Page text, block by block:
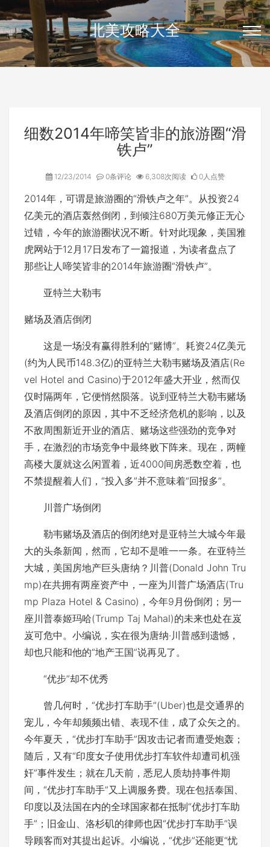
北美攻略大全
细数2014年啼笑皆非的旅游圈“滑
铁卢”
12/23/2014 0条评论 6,308次阅读 0人点赞
2014年，可谓是旅游圈的“滑铁卢之年”。从投资24
亿美元的酒店轰然倒闭，到倾注680万美元修正无心
过错，今年的旅游圈状况不断。针对此现象，美国雅
虎网站于12月17日发布了一篇报道，为读者盘点了
那些让人啼笑皆非的2014年旅游圈“滑铁卢”。
亚特兰大勒韦
赌场及酒店倒闭
这是一场没有赢得胜利的“赌博”。耗资24亿美元
(约为人民币148.3亿)的亚特兰大勒韦赌场及酒店(Re
vel Hotel and Casino)于2012年盛大开业，然而仅
仅时隔两年，它便悄然陨落。说到亚特兰大勒韦赌场
及酒店倒闭的原因，其中不乏经济危机的影响，以及
不敌周围新近开业的酒店、赌场这些强劲的竞争对
手，在激烈的市场竞争中最终败下阵来。现在，两幢
高楼大厦就这么闲置着，近4000间房悉数空着，也
不禁提醒着人们，“投入多”并不意味着“回报多”。
川普广场倒闭
勒韦赌场及酒店的倒闭绝对是亚特兰大城今年最
大的头条新闻，然而，它却不是唯一一条。在亚特兰
大城，美国房地产巨头唐纳？川普(Donald John Tru
mp)在共拥有两座资产中，一座为川普广场酒店(Tru
mp Plaza Hotel & Casino)，今年9月份倒闭；另一
座川普泰姬玛哈(Trump Taj Mahal)的未来也处在岌
岌可危中。小编说，实在很为唐纳·川普感到遗憾，
却也只能和他的“地产王国”说再见了。
“优步”却不优秀
曾几何时，“优步打车助手”(Uber)也是交通界的
宠儿，今年却频频出错、表现不佳，成了众矢之的。
今年夏天，“优步打车助手”因攻击记者而遭受炮轰；
随后，又有“印度女子使用优步打车软件却遭司机强
奸”事件发生；就在几天前，悉尼人质劫持事件期
间，“优步打车助手”又上调服务费。现在包括泰国、
印度以及法国在内的全球国家都在抵制“优步打车助
手”；旧金山、洛杉矶的律师也因“优步打车助手”误
导顾客而对其提出起诉。小编说，“优步”还能更“忧